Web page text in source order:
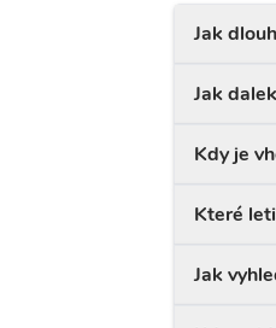
Jak
Jak
Kdy je
Které
Jak